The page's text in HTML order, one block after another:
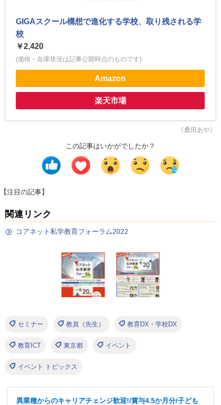
GIGAスクール構想で進化する学校、取り残される学
校
￥2,420
(価格・在庫状況は記事公開時点のものです)
Amazon
楽天市場
《桑田あや》
この記事はいかがでしたか？
【注目の記事】
関連リンク
コアネット私学教育フォーラム2022
セミナー 教員（先生） 教育DX・学校DX
教育ICT 東京都 イベント
イベント トピックス
異業種からのキャリアチェンジ歓迎!/賞与4.5か月分/子ども